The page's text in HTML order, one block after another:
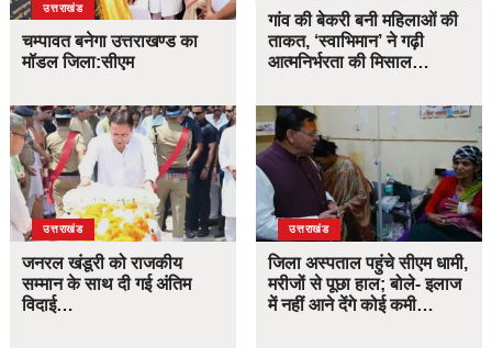
उत्तराखंड
चम्पावत बनेगा उत्तराखण्ड का
मॉडल जिला:सीएम
उत्तराखंड
जनरल खंडूरी को राजकीय
सम्मान के साथ दी गई अंतिम
विदाई…
गांव की बेकरी बनी महिलाओं की
ताकत, ‘स्वाभिमान’ ने गढ़ी
आत्मनिर्भरता की मिसाल…
उत्तराखंड
जिला अस्पताल पहुंचे सीएम धामी,
मरीजों से पूछा हाल; बोले- इलाज
में नहीं आने देंगे कोई कमी…